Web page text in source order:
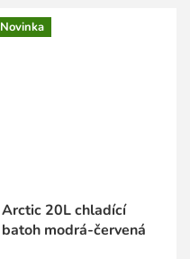
Novinka
Arctic 20L chladící
batoh modrá-červená